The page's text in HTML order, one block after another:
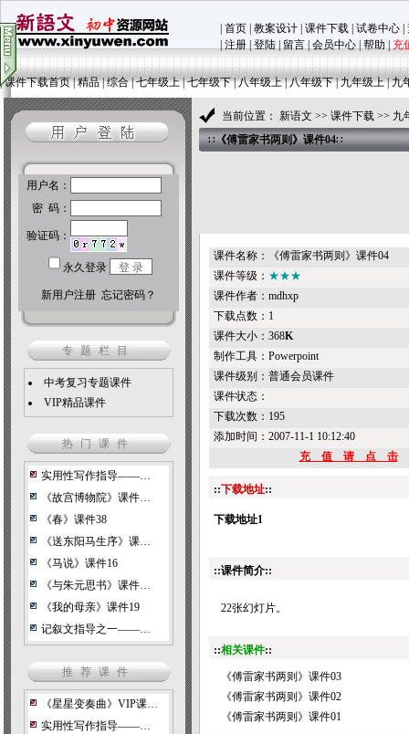
首页 教案设计 课件下载 试卷中心
注册 登陆 留言 会员中心 帮助 充
|课件下载首页|精品|综合|七年级上|七年级下|八年级上|八年级下|九年级上|九
当前位置： 新语文 >> 课件下载 >> 九
∷《傅雷家书两则》课件04∷
课件名称：《傅雷家书两则》课件04
课件等级： ★★★
课件作者：mdhxp
下载点数：1
课件大小：368K
制作工具：Powerpoint
课件级别：普通会员课件
课件状态：
下载次数： 195
添加时间：2007-11-1 10:12:40
充 值 请 点 击
::下载地址::
下载地址1
::课件简介::
22张幻灯片。
::相关课件::
《傅雷家书两则》课件03
《傅雷家书两则》课件02
《傅雷家书两则》课件01
专题栏目
中考复习专题课件
VIP精品课件
热门课件
实用性写作指导——…
《故宫博物院》课件…
《春》课件38
《送东阳马生序》课…
《马说》课件16
《与朱元思书》课件…
《我的母亲》课件19
记叙文指导之一——…
推荐课件
《星星变奏曲》VIP课…
实用性写作指导——…